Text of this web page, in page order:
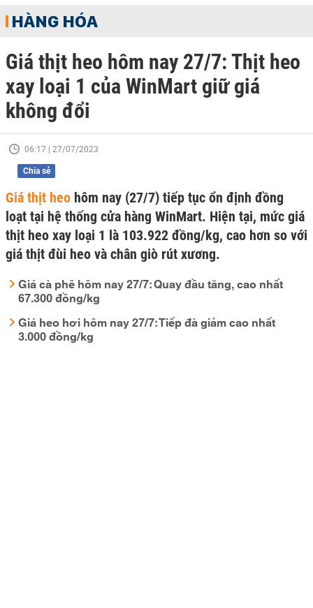
HÀNG HÓA
Giá thịt heo hôm nay 27/7: Thịt heo
xay loại 1 của WinMart giữ giá
không đổi
06:17 | 27/07/2023
Chia sẻ
Giá thịt heo hôm nay (27/7) tiếp tục ổn định đồng
loạt tại hệ thống cửa hàng WinMart. Hiện tại, mức giá
thịt heo xay loại 1 là 103.922 đồng/kg, cao hơn so với
giá thịt đùi heo và chân giò rút xương.
Giá cà phê hôm nay 27/7: Quay đầu tăng, cao nhất
67.300 đồng/kg
Giá heo hơi hôm nay 27/7: Tiếp đà giảm cao nhất
3.000 đồng/kg